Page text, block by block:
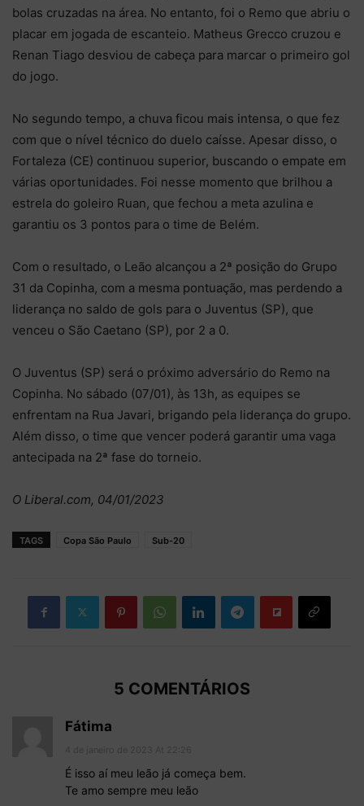
bolas cruzadas na área. No entanto, foi o Remo que abriu o
placar em jogada de escanteio. Matheus Grecco cruzou e
Renan Tiago desviou de cabeça para marcar o primeiro gol
do jogo.
No segundo tempo, a chuva ficou mais intensa, o que fez
com que o nível técnico do duelo caísse. Apesar disso, o
Fortaleza (CE) continuou superior, buscando o empate em
várias oportunidades. Foi nesse momento que brilhou a
estrela do goleiro Ruan, que fechou a meta azulina e
garantiu os 3 pontos para o time de Belém.
Com o resultado, o Leão alcançou a 2ª posição do Grupo
31 da Copinha, com a mesma pontuação, mas perdendo a
liderança no saldo de gols para o Juventus (SP), que
venceu o São Caetano (SP), por 2 a 0.
O Juventus (SP) será o próximo adversário do Remo na
Copinha. No sábado (07/01), às 13h, as equipes se
enfrentam na Rua Javari, brigando pela liderança do grupo.
Além disso, o time que vencer poderá garantir uma vaga
antecipada na 2ª fase do torneio.
O Liberal.com, 04/01/2023
TAGS Copa São Paulo Sub-20
5 COMENTÁRIOS
Fátima
É isso aí meu leão já começa bem.
Te amo sempre meu leão